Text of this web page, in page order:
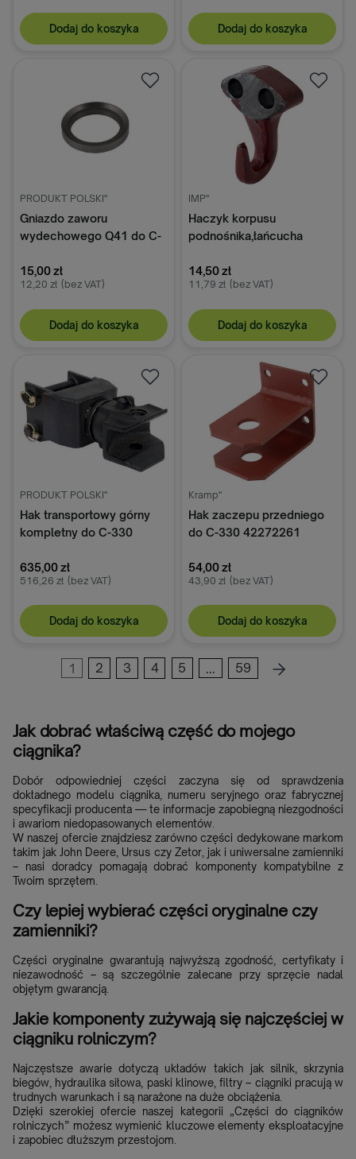
Dodaj do koszyka Dodaj do koszyka
PRODUKT POLSKI"
Gniazdo zaworu
wydechowego Q41 do C-
15,00 zł
12,20 zł (bez VAT)
Dodaj do koszyka
IMP"
Haczyk korpusu
podnośnika,łańcucha
330M 50020470
14,50 zł
11,79 zł (bez VAT)
Dodaj do koszyka
PRODUKT POLSKI"
Hak transportowy górny
kompletny do C-330
635,00 zł
516,26 zł (bez VAT)
Dodaj do koszyka
Kramp"
Hak zaczepu przedniego
do C-330 42272261
54,00 zł
43,90 zł (bez VAT)
Dodaj do koszyka
1 2 3 4 5 ... 59
Jak dobrać właściwą część do mojego
ciągnika?
Dobór odpowiedniej części zaczyna się od sprawdzenia
dokładnego modelu ciągnika, numeru seryjnego oraz fabrycznej
specyfikacji producenta — te informacje zapobiegną niezgodności
i awariom niedopasowanych elementów.
W naszej ofercie znajdziesz zarówno części dedykowane markom
takim jak John Deere, Ursus czy Zetor, jak i uniwersalne zamienniki
– nasi doradcy pomagają dobrać komponenty kompatybilne z
Twoim sprzętem.
Czy lepiej wybierać części oryginalne czy
zamienniki?
Części oryginalne gwarantują najwyższą zgodność, certyfikaty i
niezawodność – są szczególnie zalecane przy sprzęcie nadal
objętym gwarancją.
Jakie komponenty zużywają się najczęściej w
ciągniku rolniczym?
Najczęstsze awarie dotyczą układów takich jak silnik, skrzynia
biegów, hydraulika siłowa, paski klinowe, filtry – ciągniki pracują w
trudnych warunkach i są narażone na duże obciążenia.
Dzięki szerokiej ofercie naszej kategorii „Części do ciągników
rolniczych” możesz wymienić kluczowe elementy eksploatacyjne
i zapobiec dłuższym przestojom.